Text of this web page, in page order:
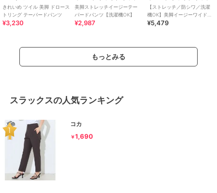
きれいめ ツイル 美脚 ドロース
トリング テーパードパンツ
¥3,230
美脚ストレッチイージーテー
パードパンツ【洗濯機OK】
¥2,987
【ストレッチ／防シワ／洗濯
機OK】美脚イージーワイドパ
ンツ《SS～LL／7col／セット
¥5,479
もっとみる
スラックスの人気ランキング
コカ
￥1,690